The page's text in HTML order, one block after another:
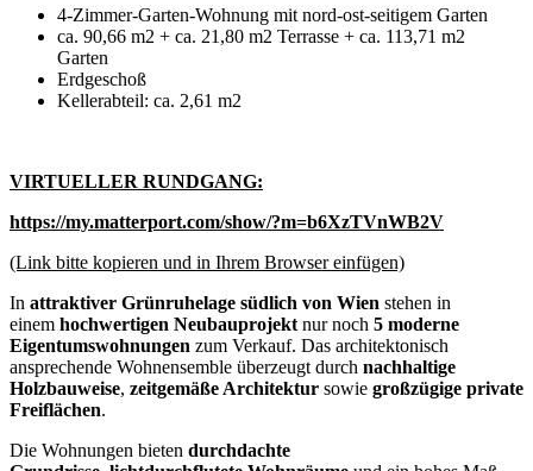
4-Zimmer-Garten-Wohnung mit nord-ost-seitigem Garten
ca. 90,66 m2 + ca. 21,80 m2 Terrasse + ca. 113,71 m2
Garten
Erdgeschoß
Kellerabteil: ca. 2,61 m2
VIRTUELLER RUNDGANG:
https://my.matterport.com/show/?m=b6XzTVnWB2V
(Link bitte kopieren und in Ihrem Browser einfügen)
In attraktiver Grünruhelage südlich von Wien stehen in
einem hochwertigen Neubauprojekt nur noch 5 moderne
Eigentumswohnungen zum Verkauf. Das architektonisch
ansprechende Wohnensemble überzeugt durch nachhaltige
Holzbauweise, zeitgemäße Architektur sowie großzügige private
Freiflächen.
Die Wohnungen bieten durchdachte